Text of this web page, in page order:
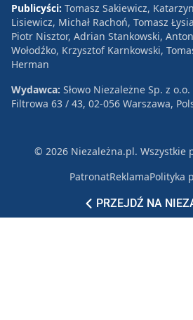
PRZEJDŹ NA
Publicyści: Tomasz Sakiewicz,
Lisiewicz, Michał Rachoń, Tomasz
Piotr Nisztor, Adrian Stankowski,
Wołodźko, Krzysztof Karnkowski,
Herman
Wydawca: Słowo Niezależne Sp. z o.o.
Filtrowa 63 / 43, 02-056 Warszawa,
© 2026 Niezależna.pl. Wszystkie
PatronatReklamaPolityka